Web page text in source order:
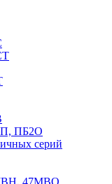
ПБ2О
серий
47МВО